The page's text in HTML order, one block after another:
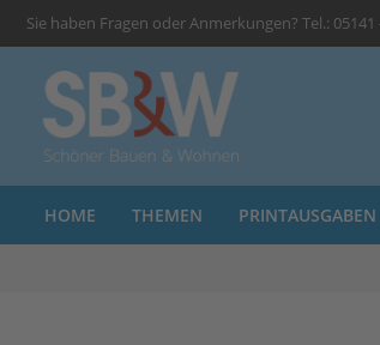
Sie haben Fragen oder Anmerkungen? Tel.: 05141
HOME THEMEN PRINTAUSGABEN